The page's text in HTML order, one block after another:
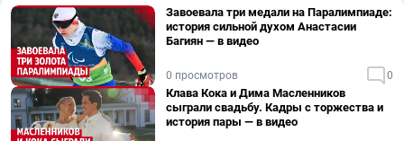
Завоевала три медали на Паралимпиаде:
история сильной духом Анастасии
Багиян — в видео
0 просмотров 0
Клава Кока и Дима Масленников
сыграли свадьбу. Кадры с торжества и
история пары — в видео